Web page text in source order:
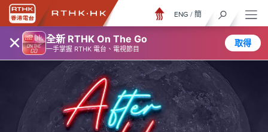
× 全新 RTHK On The Go
一手掌握 RTHK 電台、電視節目
取得
ENG / 簡